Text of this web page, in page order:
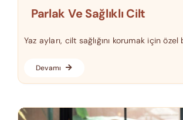
Parlak Ve Sağlıklı Cilt
Yaz ayları, cilt sağlığını korumak için özel
Devamı